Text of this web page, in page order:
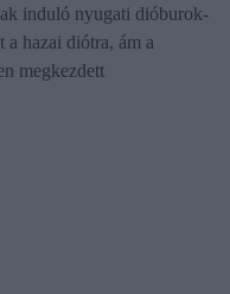
induló nyugati dióburok-
hazai diótra, ám a
megkezdett